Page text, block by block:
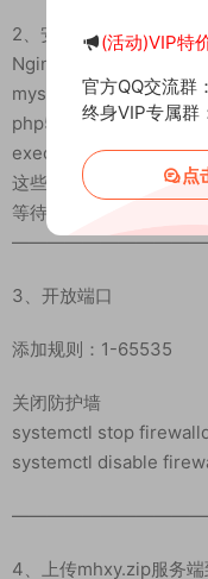
2、安装环境
Nginx1.18
mysql5.6
php5.4 宝塔—软件管
exec 设置—php服务—-
这些设置需要等待PHP
等待php安装好了在来设
3、开放端口
添加规则：1-65535
关闭防护墙
systemctl stop
systemctl disable
4、上传mhxy.zip服务
(活动)VIP特
官方QQ交流群
终身VIP专属群
点